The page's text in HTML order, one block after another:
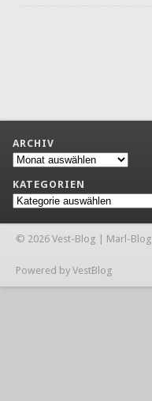
ARCHIV
Archiv
KATEGORIEN
Kategorien
© 2026 Vest-Blog | Marl-Blog
Powered by VestBlog